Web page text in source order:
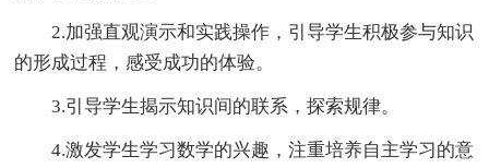
2.加强直观演示和实践操作，引导学生积极参与知识
的形成过程，感受成功的体验。
3.引导学生揭示知识间的联系，探索规律。
4.激发学生学习数学的兴趣，注重培养自主学习的意